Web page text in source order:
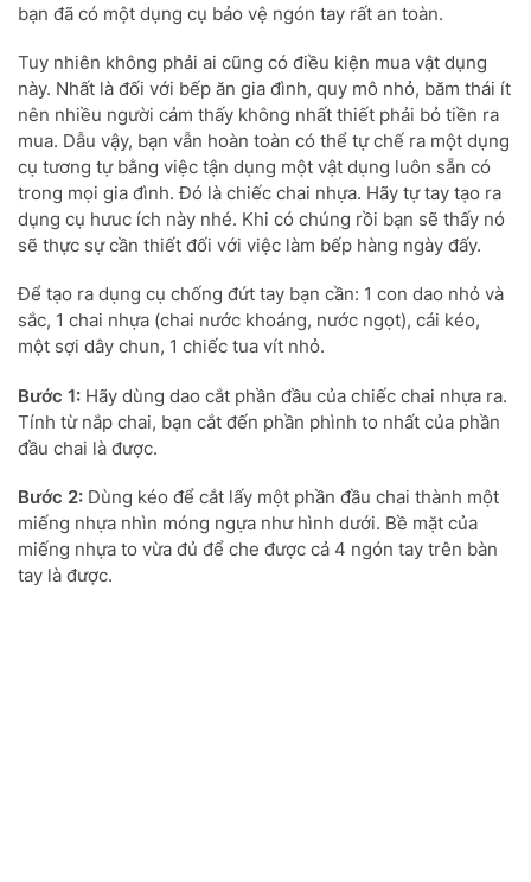
bạn đã có một dụng cụ bảo vệ ngón tay rất an toàn.
Tuy nhiên không phải ai cũng có điều kiện mua vật dụng
này. Nhất là đối với bếp ăn gia đình, quy mô nhỏ, băm thái ít
nên nhiều người cảm thấy không nhất thiết phải bỏ tiền ra
mua. Dẫu vậy, bạn vẫn hoàn toàn có thể tự chế ra một dụng
cụ tương tự bằng việc tận dụng một vật dụng luôn sẵn có
trong mọi gia đình. Đó là chiếc chai nhựa. Hãy tự tay tạo ra
dụng cụ hưuc ích này nhé. Khi có chúng rồi bạn sẽ thấy nó
sẽ thực sự cần thiết đối với việc làm bếp hàng ngày đấy.
Để tạo ra dụng cụ chống đứt tay bạn cần: 1 con dao nhỏ và
sắc, 1 chai nhựa (chai nước khoáng, nước ngọt), cái kéo,
một sợi dây chun, 1 chiếc tua vít nhỏ.
Bước 1: Hãy dùng dao cắt phần đầu của chiếc chai nhựa ra.
Tính từ nắp chai, bạn cắt đến phần phình to nhất của phần
đầu chai là được.
Bước 2: Dùng kéo để cắt lấy một phần đầu chai thành một
miếng nhựa nhìn móng ngựa như hình dưới. Bề mặt của
miếng nhựa to vừa đủ để che được cả 4 ngón tay trên bàn
tay là được.